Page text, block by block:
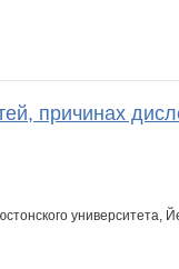
причинах
университета,